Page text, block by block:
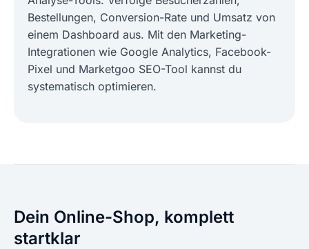
Bestellungen, Conversion-Rate und Umsatz von
einem Dashboard aus. Mit den Marketing-
Integrationen wie Google Analytics, Facebook-
Pixel und Marketgoo SEO-Tool kannst du
systematisch optimieren.
Dein Online-Shop, komplett
startklar